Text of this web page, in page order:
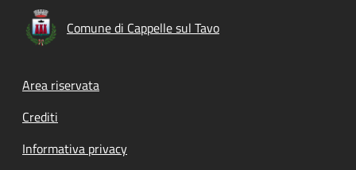
Comune di Cappelle sul Tavo
Footer menu
Area riservata
Crediti
Informativa privacy